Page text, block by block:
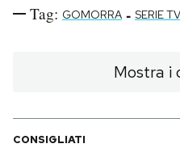
Tag: GOMORRA - SERIE TV
Mostra i
CONSIGLIATI